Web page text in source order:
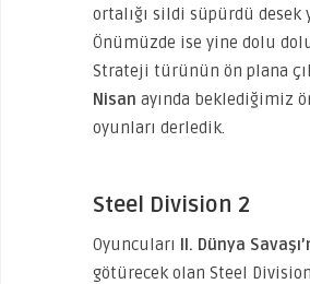
ortalığı sildi süpürdü desek
Önümüzde ise yine dolu
Strateji türünün ön plana
Nisan ayında beklediğimiz
oyunları derledik.
Steel Division 2
Oyuncuları II. Dünya
götürecek olan Steel